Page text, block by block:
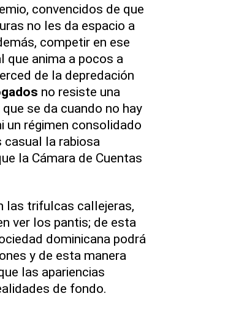
convencidos de que
no les da espacio a
competir en ese
que anima a pocos a
de la depredación
no resiste una
se da cuando no hay
un régimen consolidado
casual la rabiosa
la Cámara de Cuentas
las trifulcas callejeras,
ver los pantis; de esta
dominicana podrá
y de esta manera
las apariencias
de fondo.